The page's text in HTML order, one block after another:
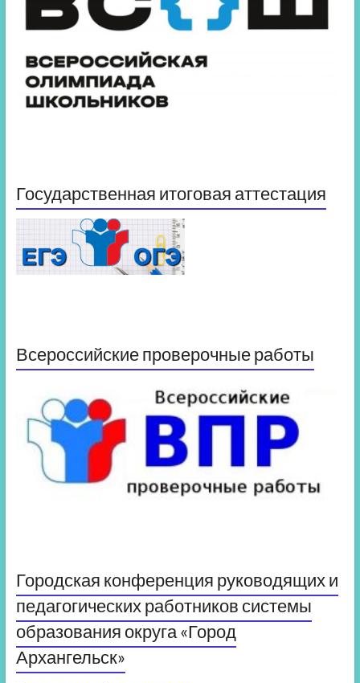
Государственная итоговая аттестация
Всероссийские проверочные работы
Городская конференция руководящих и
педагогических работников системы
образования округа «Город
Архангельск»